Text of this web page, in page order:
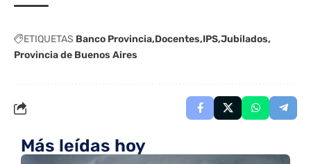
ETIQUETAS Banco Provincia Docentes IPS Jubilados
Provincia de Buenos Aires
Más leídas hoy